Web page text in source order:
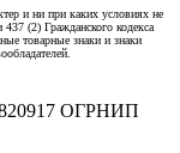
и ни при каких условиях не
(2) Гражданского кодекса
товарные знаки и знаки
ОГРНИП